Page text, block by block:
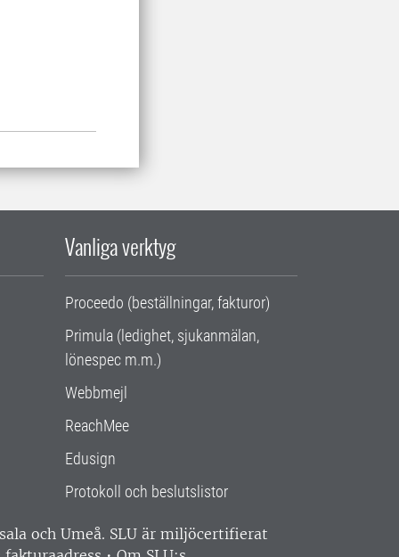
Vanliga verktyg
Proceedo (beställningar, fakturor)
Primula (ledighet, sjukanmälan,
lönespec m.m.)
Webbmejl
ReachMee
Edusign
Protokoll och beslutslistor
och Umeå. SLU är miljöcertifierat